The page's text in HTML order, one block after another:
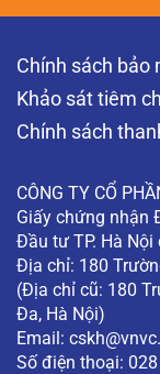
Chính sách bảo
Khảo sát tiêm
Chính sách
CÔNG TY CỔ
Giấy chứng nhận
Đầu tư TP. Hà
Địa chỉ: 180
(Địa chỉ cũ: 180
Đa, Hà Nội)
Email:
Số điện thoại: